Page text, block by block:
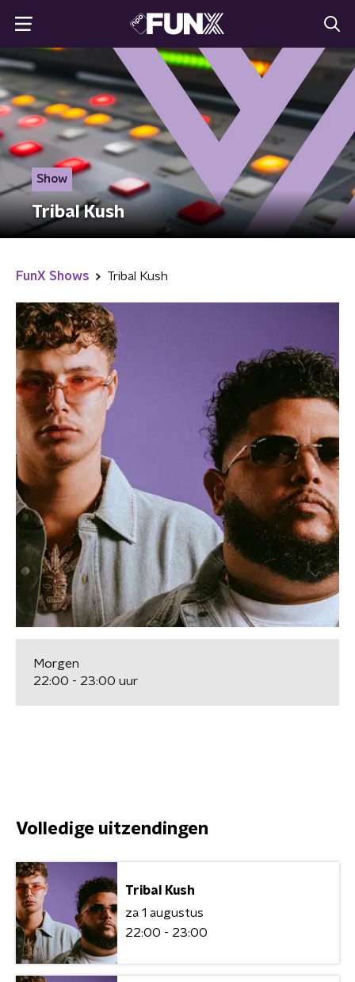
Show
Tribal Kush
FunX Shows Tribal Kush
Morgen
22:00 - 23:00 uur
Volledige uitzendingen
Tribal Kush
za 1 augustus
22:00 - 23:00